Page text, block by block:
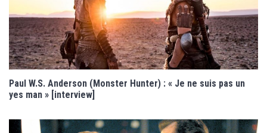
Paul W.S. Anderson (Monster Hunter) : « Je ne suis pas un
yes man » [interview]